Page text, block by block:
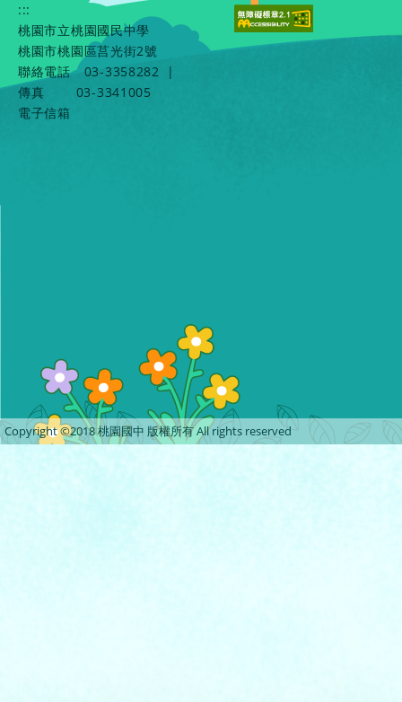
:::
桃園市立桃園國民中學
桃園市桃園區莒光街2號
聯絡電話
03-3358282
|
傳真
03-3341005
電子信箱
Copyright ©2018 桃園國中 版權所有 All rights reserved